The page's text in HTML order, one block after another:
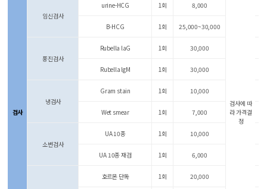
검사
검사에 따
라 가격결
정
임신검사
urine-HCG 1회 8,000
B-HCG 1회 25,000~30,000
풍진검사
Rubella laG 1회 30,000
Rubella lgM 1회 30,000
냉검사
Gram stain 1회 10,000
Wet smear 1회 7,000
소변검사
UA 10종 1회 10,000
UA 10종 재검 1회 6,000
호르몬 단독 1회 20,000